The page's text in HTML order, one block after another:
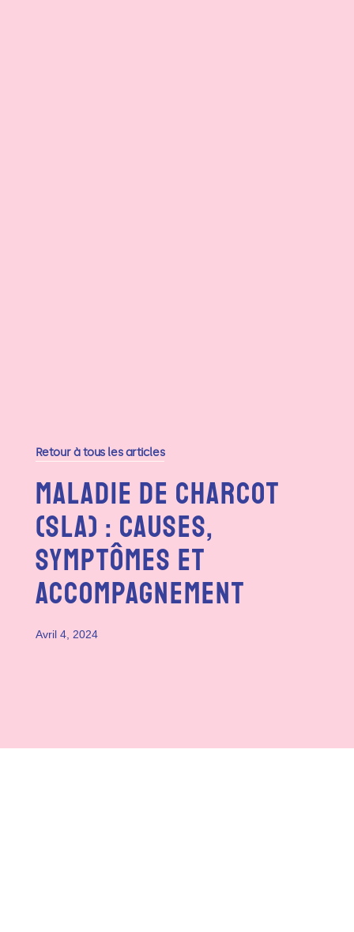
Retour à tous les articles
Maladie De Charcot
(SLA) : Causes,
Symptômes Et
Accompagnement
Avril 4, 2024